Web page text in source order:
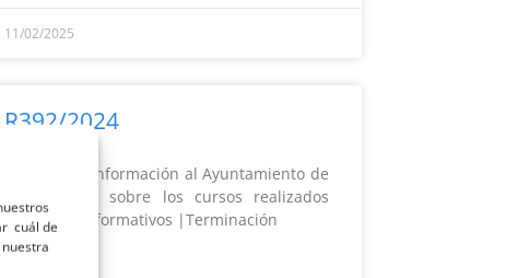
cuál de
11/02/2025
R392/2024
Petición de información al Ayuntamiento de
Fuencaliente sobre los cursos realizados
con centros formativos |Terminación